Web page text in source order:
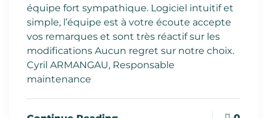
équipe fort sympathique. Logiciel intuitif et
simple, l’équipe est à votre écoute accepte
vos remarques et sont très réactif sur les
modifications Aucun regret sur notre choix.
Cyril ARMANGAU, Responsable
maintenance